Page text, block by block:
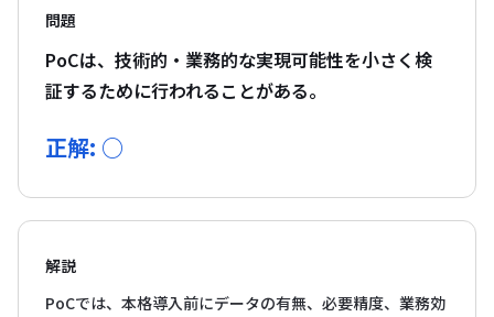
問題
PoCは、技術的・業務的な実現可能性を小さく検
証するために行われることがある。
正解: ○
解説
PoCでは、本格導入前にデータの有無、必要精度、業務効